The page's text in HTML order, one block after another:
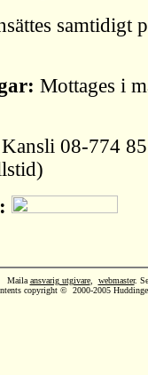
samtidigt
Mottages i
Kansli 08-774
Maila ansvarig utgivare, webmaster.
copyright © 2000-2005